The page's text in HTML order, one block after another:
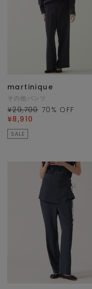
martinique
その他パンツ
¥29,700 70 % OFF
¥8,910
SALE